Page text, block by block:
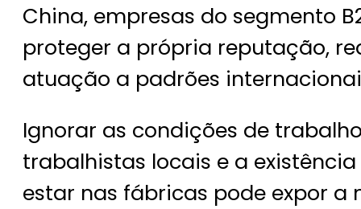
China, empresas do segmento
proteger a própria reputação,
atuação a padrões
Ignorar as condições de
trabalhistas locais e a
estar nas fábricas pode expor a